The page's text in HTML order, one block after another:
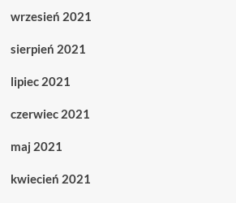
wrzesień 2021
sierpień 2021
lipiec 2021
czerwiec 2021
maj 2021
kwiecień 2021